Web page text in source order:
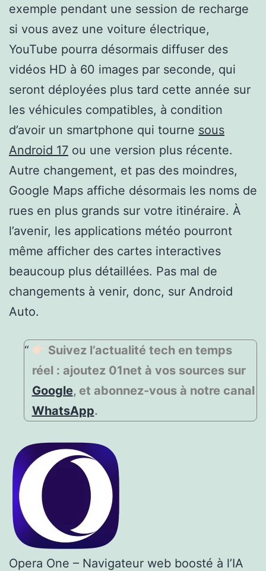
exemple pendant une session de recharge
si vous avez une voiture électrique,
YouTube pourra désormais diffuser des
vidéos HD à 60 images par seconde, qui
seront déployées plus tard cette année sur
les véhicules compatibles, à condition
d’avoir un smartphone qui tourne sous
Android 17 ou une version plus récente.
Autre changement, et pas des moindres,
Google Maps affiche désormais les noms de
rues en plus grands sur votre itinéraire. À
l’avenir, les applications météo pourront
même afficher des cartes interactives
beaucoup plus détaillées. Pas mal de
changements à venir, donc, sur Android
Auto.
Suivez l’actualité tech en temps
réel : ajoutez 01net à vos sources sur
Google, et abonnez-vous à notre canal
WhatsApp.
Opera One – Navigateur web boosté à l’IA